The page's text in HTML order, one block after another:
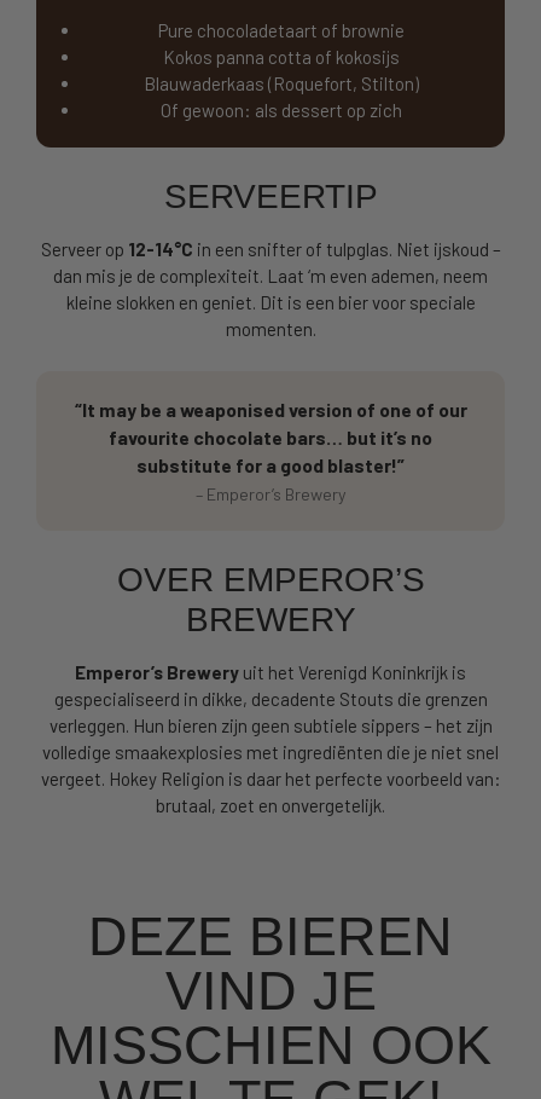
Pure chocoladetaart of brownie
Kokos panna cotta of kokosijs
Blauwaderkaas (Roquefort, Stilton)
Of gewoon: als dessert op zich
SERVEERTIP
Serveer op 12-14°C in een snifter of tulpglas. Niet ijskoud –
dan mis je de complexiteit. Laat ‘m even ademen, neem
kleine slokken en geniet. Dit is een bier voor speciale
momenten.
“It may be a weaponised version of one of our
favourite chocolate bars… but it’s no
substitute for a good blaster!”
– Emperor’s Brewery
OVER EMPEROR’S
BREWERY
Emperor’s Brewery uit het Verenigd Koninkrijk is
gespecialiseerd in dikke, decadente Stouts die grenzen
verleggen. Hun bieren zijn geen subtiele sippers – het zijn
volledige smaakexplosies met ingrediënten die je niet snel
vergeet. Hokey Religion is daar het perfecte voorbeeld van:
brutaal, zoet en onvergetelijk.
DEZE BIEREN
VIND JE
MISSCHIEN OOK